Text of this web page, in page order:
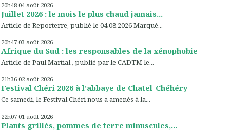
20h48 04 août 2026
Juillet 2026 : le mois le plus chaud jamais...
Article de Reporterre, publié le 04.08.2026 Marqué...
20h47 03 août 2026
Afrique du Sud : les responsables de la xénophobie
Article de Paul Martial , publié par le CADTM le...
21h36 02 août 2026
Festival Chéri 2026 à l'abbaye de Chatel-Chéhéry
Ce samedi, le Festival Chéri nous a amenés à la...
22h07 01 août 2026
Plants grillés, pommes de terre minuscules,...